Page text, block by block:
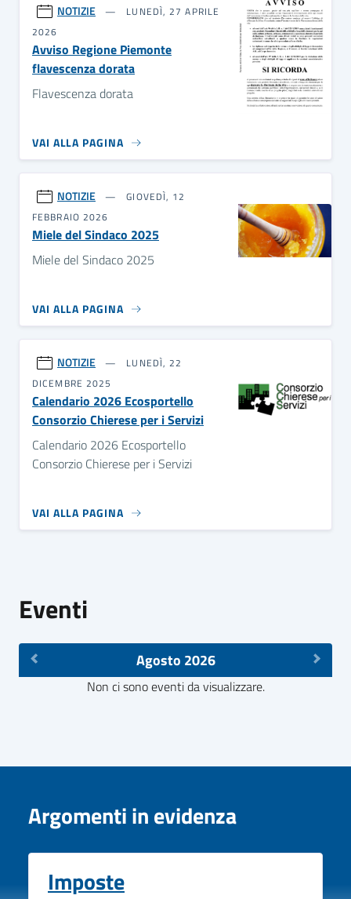
NOTIZIE
LUNEDÌ, 27 APRILE
2026
Avviso Regione Piemonte
flavescenza dorata
Flavescenza dorata
VAI ALLA PAGINA
NOTIZIE
GIOVEDÌ, 12
FEBBRAIO 2026
Miele del Sindaco 2025
Miele del Sindaco 2025
VAI ALLA PAGINA
NOTIZIE
LUNEDÌ, 22
DICEMBRE 2025
Calendario 2026 Ecosportello
Consorzio Chierese per i Servizi
Calendario 2026 Ecosportello
Consorzio Chierese per i Servizi
VAI ALLA PAGINA
Eventi
Agosto 2026
Non ci sono eventi da visualizzare.
Argomenti in evidenza
Imposte